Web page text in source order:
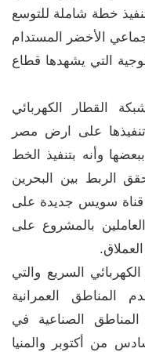
خطة شاملة للتوسع
الأخضر المستدام
التي يشهدها قطاع
القطار الكهربائي
على ارض مصر
وأنه بتنفيذ الخط
الربط بين البحرين
قناة سويس جديدة على
بالمشروع على
السريع والتي
العمرانية
الصناعية في
من أكتوبر والمنيا